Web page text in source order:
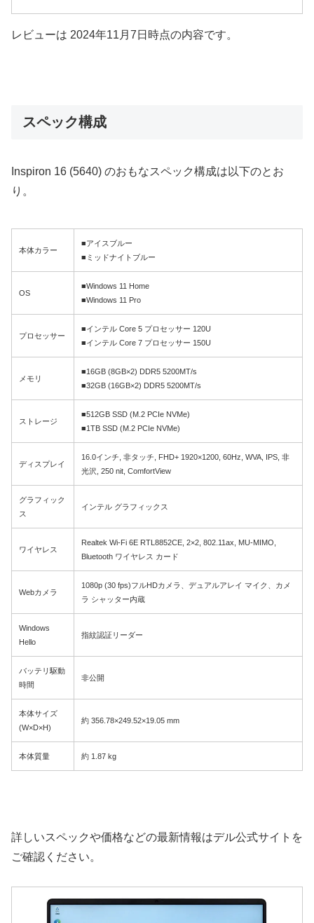
レビューは 2024年11月7日時点の内容です。
スペック構成
Inspiron 16 (5640) のおもなスペック構成は以下のとお
り。
本体カラー
■アイスブルー
■ミッドナイトブルー
OS
■Windows 11 Home
■Windows 11 Pro
プロセッサー
■インテル Core 5 プロセッサー 120U
■インテル Core 7 プロセッサー 150U
メモリ
■16GB (8GB×2) DDR5 5200MT/s
■32GB (16GB×2) DDR5 5200MT/s
ストレージ
■512GB SSD (M.2 PCIe NVMe)
■1TB SSD (M.2 PCIe NVMe)
ディスプレイ
16.0インチ, 非タッチ, FHD+ 1920×1200, 60Hz, WVA, IPS, 非
光沢, 250 nit, ComfortView
グラフィック
ス
インテル グラフィックス
ワイヤレス
Realtek Wi-Fi 6E RTL8852CE, 2×2, 802.11ax, MU-MIMO,
Bluetooth ワイヤレス カード
Webカメラ
1080p (30 fps)フルHDカメラ、デュアルアレイ マイク、カメ
ラ シャッター内蔵
Windows
Hello
指紋認証リーダー
バッテリ駆動
時間
非公開
本体サイズ
(W×D×H)
約 356.78×249.52×19.05 mm
本体質量 約 1.87 kg
詳しいスペックや価格などの最新情報はデル公式サイトを
ご確認ください。